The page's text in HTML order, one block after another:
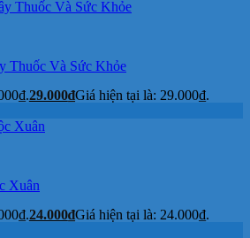
Thuốc Và Sức Khỏe
29.000₫Giá hiện tại là: 29.000₫.
Xuân
24.000₫Giá hiện tại là: 24.000₫.